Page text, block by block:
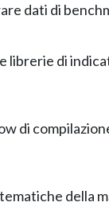
dati di
librerie di
di
della